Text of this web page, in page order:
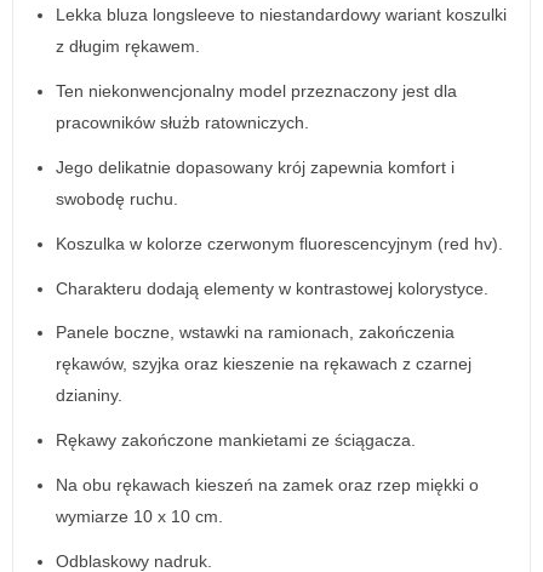
Lekka bluza longsleeve to niestandardowy wariant koszulki
z długim rękawem.
Ten niekonwencjonalny model przeznaczony jest dla
pracowników służb ratowniczych.
Jego delikatnie dopasowany krój zapewnia komfort i
swobodę ruchu.
Koszulka w kolorze czerwonym fluorescencyjnym (red hv).
Charakteru dodają elementy w kontrastowej kolorystyce.
Panele boczne, wstawki na ramionach, zakończenia
rękawów, szyjka oraz kieszenie na rękawach z czarnej
dzianiny.
Rękawy zakończone mankietami ze ściągacza.
Na obu rękawach kieszeń na zamek oraz rzep miękki o
wymiarze 10 x 10 cm.
Odblaskowy nadruk.